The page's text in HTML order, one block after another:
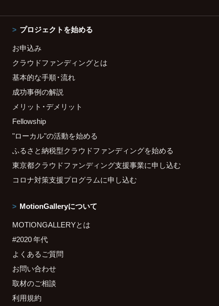
プロジェクトを始める
お申込み
クラウドファンディングとは
基本的な手順・流れ
成功事例の解説
メリット・デメリット
Fellowship
"ローカル"の活動を始める
ふるさと納税型クラウドファンディングを始める
東京都クラウドファンディング支援事業に申し込む
コロナ対策支援プログラムに申し込む
MotionGalleryについて
MOTIONGALLERYとは
#2020 年代
よくあるご質問
お問い合わせ
取材のご相談
利用規約